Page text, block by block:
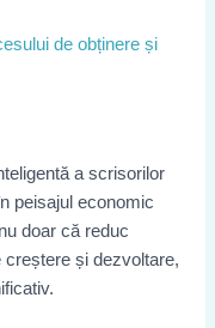
de obținere și
a scrisorilor
peisajul economic
doar că reduc
creștere și dezvoltare,